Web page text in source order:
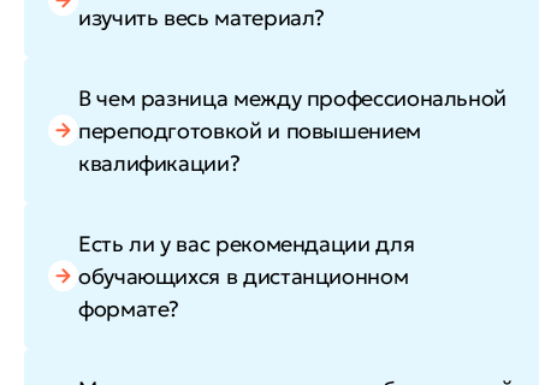
изучить весь материал?
В чем разница между профессиональной
переподготовкой и повышением
квалификации?
Есть ли у вас рекомендации для
обучающихся в дистанционном
формате?